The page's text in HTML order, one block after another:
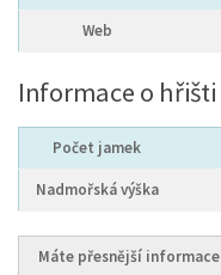
Web
Informace o hřišti
Počet jamek
Nadmořská výška
Máte přesnější